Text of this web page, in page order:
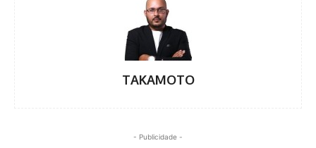
TAKAMOTO
- Publicidade -